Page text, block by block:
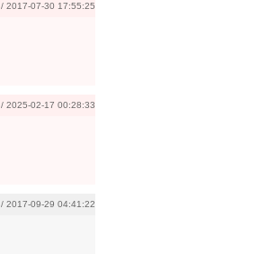
/ 2017-07-30 17:55:25
/ 2025-02-17 00:28:33
/ 2017-09-29 04:41:22